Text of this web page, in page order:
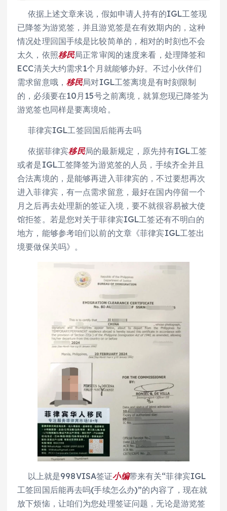
依据上述文章来说，假如申请人持有的IGL工签现
已降签为游览签，并且游览签是在有效期内的，这种
情况处理回国手续是比较简单的，相对的时刻也不会
太久，依照移民局正常审阅的速度来看，处理降签和
ECC清关大约需求1个月就能够办好。不过小伙伴们
需求留意哦， 移民局对IGL工签离境是有时刻限制
的，必须要在10月15号之前离境，就算您现已降签为
游览签也同样是要离境哈。
菲律宾IGL工签回国后能再去吗
依据菲律宾移民局的最新规定，原先持有IGL工签
或者是IGL工签降签为游览签的人员，手续齐全并且
合法离境的，是能够再进入菲律宾的，不过要想再次
进入菲律宾，有一点需求留意，最好在国内停留一个
月之后再去处理新的签证入境，要不就很容易被大使
馆拒签。若是您对关于菲律宾IGL工签还有不明白的
地方，能够参考咱们以前的文章《菲律宾IGL工签出
境要做保关吗》。
以上就是998VISA签证小编带来有关“菲律宾IGL
工签回国后能再去吗(手续怎么办)”的内容了，现在就
放下烦恼，让咱们为您处理签证问题，无论是游览签